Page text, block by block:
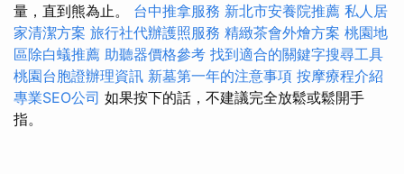
量，直到熊為止。 台中推拿服務 新北市安養院推薦 私人居
家清潔方案 旅行社代辦護照服務 精緻茶會外燴方案 桃園地
區除白蟻推薦 助聽器價格參考 找到適合的關鍵字搜尋工具
桃園台胞證辦理資訊 新墓第一年的注意事項 按摩療程介紹
專業SEO公司 如果按下的話，不建議完全放鬆或鬆開手
指。